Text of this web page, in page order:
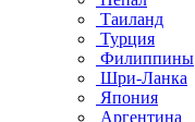
Таиланд
Турция
Филиппины
Шри-Ланка
Япония
Аргентина